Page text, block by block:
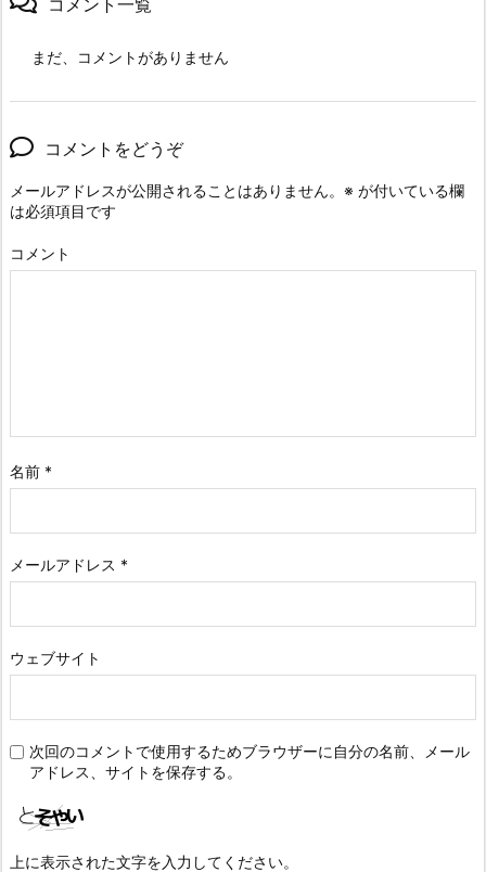
まだ、コメントがありません
コメントをどうぞ
メールアドレスが公開されることはありません。 ※ が付いている欄
は必須項目です
コメント
名前 *
メールアドレス *
ウェブサイト
次回のコメントで使用するためブラウザーに自分の名前、メール
アドレス、サイトを保存する。
上に表示された文字を入力してください。